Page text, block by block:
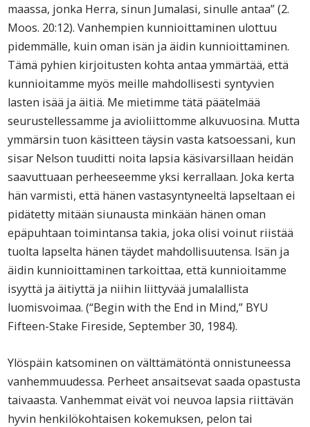
maassa, jonka Herra, sinun Jumalasi, sinulle antaa” (2.
Moos. 20:12). Vanhempien kunnioittaminen ulottuu
pidemmälle, kuin oman isän ja äidin kunnioittaminen.
Tämä pyhien kirjoitusten kohta antaa ymmärtää, että
kunnioitamme myös meille mahdollisesti syntyvien
lasten isää ja äitiä. Me mietimme tätä päätelmää
seurustellessamme ja avioliittomme alkuvuosina. Mutta
ymmärsin tuon käsitteen täysin vasta katsoessani, kun
sisar Nelson tuuditti noita lapsia käsivarsillaan heidän
saavuttuaan perheeseemme yksi kerrallaan. Joka kerta
hän varmisti, että hänen vastasyntyneeltä lapseltaan ei
pidätetty mitään siunausta minkään hänen oman
epäpuhtaan toimintansa takia, joka olisi voinut riistää
tuolta lapselta hänen täydet mahdollisuutensa. Isän ja
äidin kunnioittaminen tarkoittaa, että kunnioitamme
isyyttä ja äitiyttä ja niihin liittyvää jumalallista
luomisvoimaa. (“Begin with the End in Mind,” BYU
Fifteen-Stake Fireside, September 30, 1984).
Ylöspäin katsominen on välttämätöntä onnistuneessa
vanhemmuudessa. Perheet ansaitsevat saada opastusta
taivaasta. Vanhemmat eivät voi neuvoa lapsia riittävän
hyvin henkilökohtaisen kokemuksen, pelon tai